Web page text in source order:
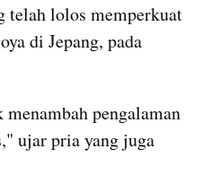
telah lolos memperkuat
di Jepang, pada
pengalaman
ujar pria yang juga